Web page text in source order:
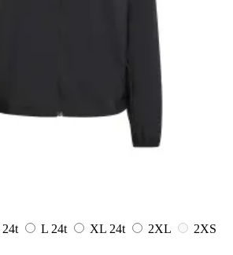
24t L 24t XL 24t 2XL
2XS